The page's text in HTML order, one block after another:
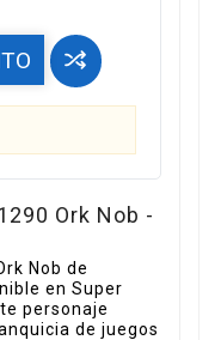
Ork Nob -
Nob de
en Super
personaje
de juegos